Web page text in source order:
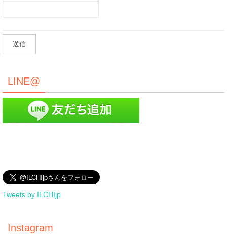
LINE@
Tweets by ILCHIjp
Instagram